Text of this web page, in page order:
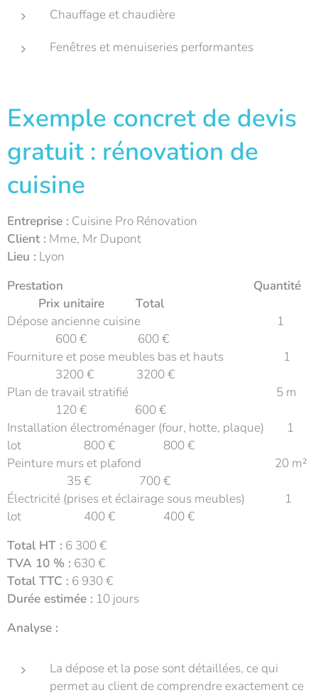
Chauffage et chaudière
Fenêtres et menuiseries performantes
Exemple concret de devis
gratuit : rénovation de
cuisine
Entreprise : Cuisine Pro Rénovation
Client : Mme, Mr Dupont
Lieu : Lyon
Prestation
Quantité
Prix unitaire
Total
Dépose ancienne cuisine 1
600 € 600 €
Fourniture et pose meubles bas et hauts 1
3200 € 3200 €
Plan de travail stratifié 5 m
120 € 600 €
Installation électroménager (four, hotte, plaque) 1
lot 800 € 800 €
Peinture murs et plafond 20 m²
35 € 700 €
Électricité (prises et éclairage sous meubles) 1
lot 400 € 400 €
Total HT : 6 300 €
TVA 10 % : 630 €
Total TTC : 6 930 €
Durée estimée : 10 jours
Analyse :
La dépose et la pose sont détaillées, ce qui
permet au client de comprendre exactement ce